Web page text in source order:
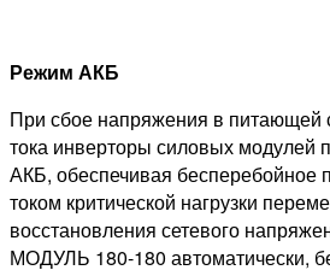
Режим АКБ
При сбое напряжения в питающей
тока инверторы силовых модулей
АКБ, обеспечивая бесперебойное
током критической нагрузки
восстановления сетевого
МОДУЛЬ 180-180 автоматически,